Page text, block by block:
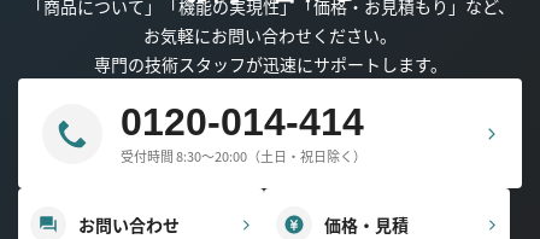
「商品について」「機能の実現性」「価格・お見積もり」など、
お気軽にお問い合わせください。
専門の技術スタッフが迅速にサポートします。
0120-014-414
受付時間 8:30～20:00（土日・祝日除く）
お問い合わせ 価格・見積